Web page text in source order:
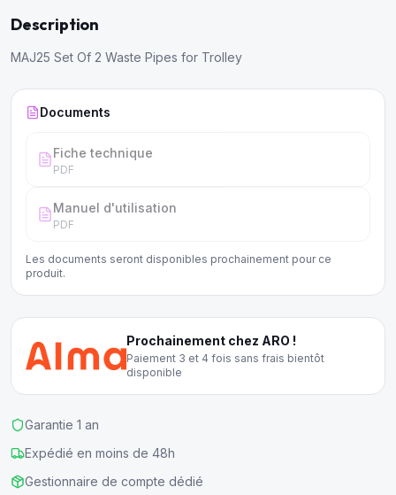
Description
MAJ25 Set Of 2 Waste Pipes for Trolley
Documents
Fiche technique
PDF
Manuel d'utilisation
PDF
Les documents seront disponibles prochainement pour ce
produit.
Prochainement chez ARO !
Paiement 3 et 4 fois sans frais bientôt
disponible
Garantie 1 an
Expédié en moins de 48h
Gestionnaire de compte dédié